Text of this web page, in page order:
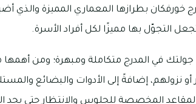
خورفكان بطرازها المعماري المميزة والذي
التجوّل بها مميزًا لكل أفراد الأسرة.
في المدرج متكاملة ومبهرة؛ ومن أهمها
نزولهم، إضافةً إلى الأدوات والبضائع
المخصصة للجلوس والانتظار حتى يجد